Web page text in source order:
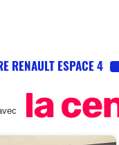
RENAULT ESPACE 4